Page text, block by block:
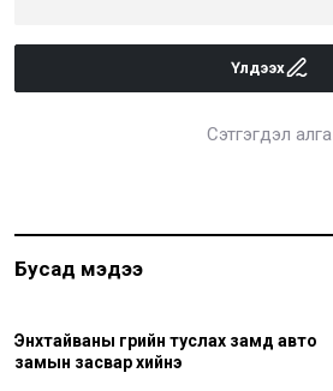
Үлдээх
Сэтгэгдэл алга
Бусад мэдээ
Энхтайваны гүүрийн туслах замд авто
замын засвар хийнэ